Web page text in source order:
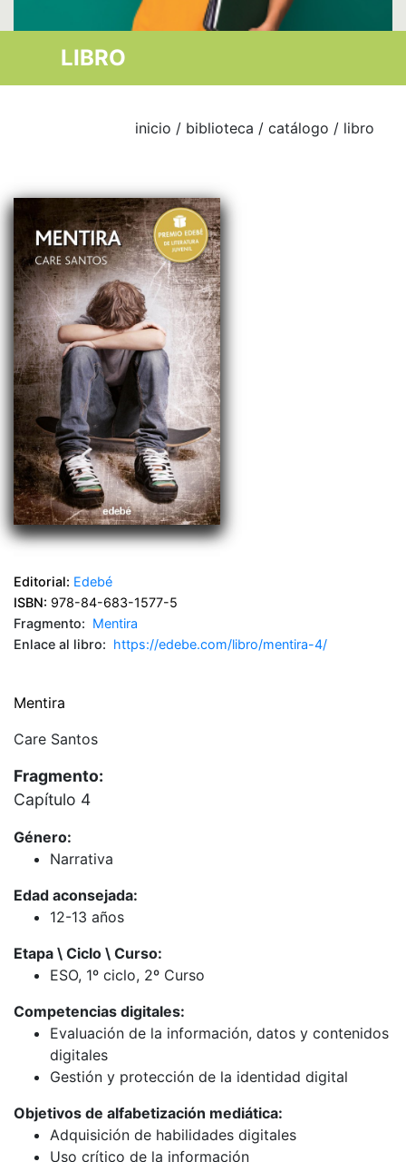
LIBRO
inicio / biblioteca / catálogo / libro
Editorial: Edebé
ISBN: 978-84-683-1577-5
Fragmento: Mentira
Enlace al libro: https://edebe.com/libro/mentira-4/
Mentira
Care Santos
Fragmento:
Capítulo 4
Género:
Narrativa
Edad aconsejada:
12-13 años
Etapa \ Ciclo \ Curso:
ESO, 1º ciclo, 2º Curso
Competencias digitales:
Evaluación de la información, datos y contenidos
digitales
Gestión y protección de la identidad digital
Objetivos de alfabetización mediática:
Adquisición de habilidades digitales
Uso crítico de la información